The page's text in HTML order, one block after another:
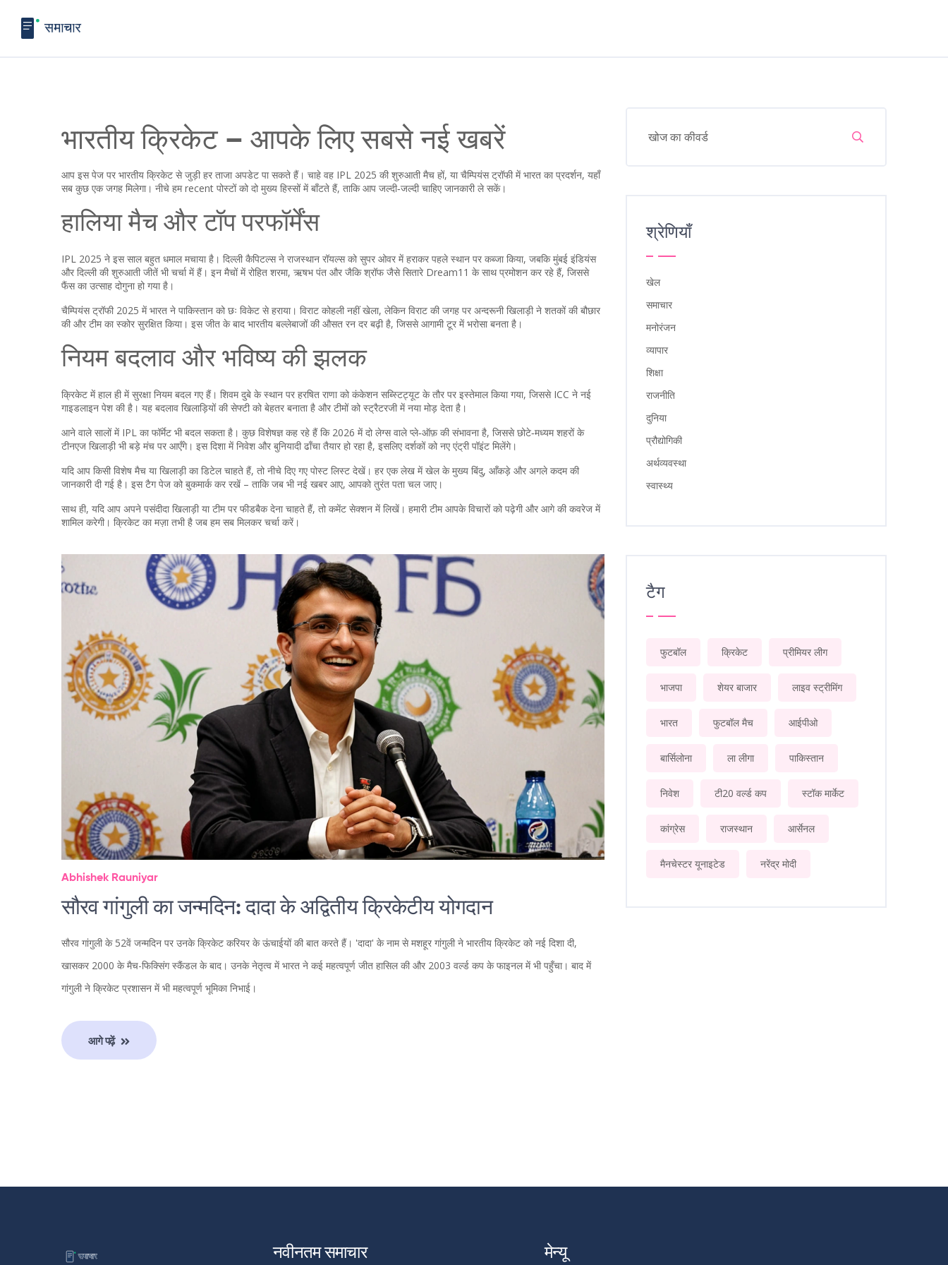
भारतीय क्रिकेट – आपके लिए सबसे नई खबरें
आप इस पेज पर भारतीय क्रिकेट से जुड़ी हर ताजा अपडेट पा सकते हैं। चाहे वह IPL 2025 की शुरुआती मैच हों, या चैम्पियंस ट्रॉफी में भारत का प्रदर्शन, यहाँ
सब कुछ एक जगह मिलेगा। नीचे हम recent पोस्टों को दो मुख्य हिस्सों में बाँटते हैं, ताकि आप जल्दी‑जल्दी चाहिए जानकारी ले सकें।
हालिया मैच और टॉप परफॉर्मेंस
IPL 2025 ने इस साल बहुत धमाल मचाया है। दिल्ली कैपिटल्स ने राजस्थान रॉयल्स को सुपर ओवर में हराकर पहले स्थान पर कब्जा किया, जबकि मुंबई इंडियंस
और दिल्ली की शुरुआती जीतें भी चर्चा में हैं। इन मैचों में रोहित शरमा, ऋषभ पंत और जैकि श्रॉफ जैसे सितारे Dream11 के साथ प्रमोशन कर रहे हैं, जिससे
फैंस का उत्साह दोगुना हो गया है।
चैम्पियंस ट्रॉफी 2025 में भारत ने पाकिस्तान को छः विकेट से हराया। विराट कोहली नहीं खेला, लेकिन विराट की जगह पर अन्दरूनी खिलाड़ी ने शतकों की बौछार
की और टीम का स्कोर सुरक्षित किया। इस जीत के बाद भारतीय बल्लेबाजों की औसत रन दर बढ़ी है, जिससे आगामी टूर में भरोसा बनता है।
नियम बदलाव और भविष्य की झलक
क्रिकेट में हाल ही में सुरक्षा नियम बदल गए हैं। शिवम दुबे के स्थान पर हरषित राणा को कंकेशन सब्स्टिट्यूट के तौर पर इस्तेमाल किया गया, जिससे ICC ने नई
गाइडलाइन पेश की है। यह बदलाव खिलाड़ियों की सेफ्टी को बेहतर बनाता है और टीमों को स्ट्रैटरजी में नया मोड़ देता है।
आने वाले सालों में IPL का फॉर्मेट भी बदल सकता है। कुछ विशेषज्ञ कह रहे हैं कि 2026 में दो लेग्स वाले प्ले‑ऑफ़ की संभावना है, जिससे छोटे‑मध्यम शहरों के
टीनएज खिलाड़ी भी बड़े मंच पर आएँगे। इस दिशा में निवेश और बुनियादी ढाँचा तैयार हो रहा है, इसलिए दर्शकों को नए एंट्री पॉइंट मिलेंगे।
यदि आप किसी विशेष मैच या खिलाड़ी का डिटेल चाहते हैं, तो नीचे दिए गए पोस्ट लिस्ट देखें। हर एक लेख में खेल के मुख्य बिंदु, आँकड़े और अगले कदम की
जानकारी दी गई है। इस टैग पेज को बुकमार्क कर रखें – ताकि जब भी नई खबर आए, आपको तुरंत पता चल जाए।
साथ ही, यदि आप अपने पसंदीदा खिलाड़ी या टीम पर फीडबैक देना चाहते हैं, तो कमेंट सेक्शन में लिखें। हमारी टीम आपके विचारों को पढ़ेगी और आगे की कवरेज में
शामिल करेगी। क्रिकेट का मज़ा तभी है जब हम सब मिलकर चर्चा करें।
Abhishek Rauniyar
सौरव गांगुली का जन्मदिन: दादा के अद्वितीय क्रिकेटीय योगदान
सौरव गांगुली के 52वें जन्मदिन पर उनके क्रिकेट करियर के ऊंचाईयों की बात करते हैं। 'दादा' के नाम से मशहूर गांगुली ने भारतीय क्रिकेट को नई दिशा दी,
खासकर 2000 के मैच-फिक्सिंग स्कैंडल के बाद। उनके नेतृत्व में भारत ने कई महत्वपूर्ण जीत हासिल की और 2003 वर्ल्ड कप के फाइनल में भी पहुँचा। बाद में
गांगुली ने क्रिकेट प्रशासन में भी महत्वपूर्ण भूमिका निभाई।
आगे पढ़ें
श्रेणियाँ
खेल
समाचार
मनोरंजन
व्यापार
शिक्षा
राजनीति
दुनिया
प्रौद्योगिकी
अर्थव्यवस्था
स्वास्थ्य
टैग
फुटबॉल क्रिकेट प्रीमियर लीग
भाजपा शेयर बाजार लाइव स्ट्रीमिंग
भारत फुटबॉल मैच आईपीओ
बार्सिलोना ला लीगा पाकिस्तान
निवेश टी20 वर्ल्ड कप स्टॉक मार्केट
कांग्रेस राजस्थान आर्सेनल
मैनचेस्टर यूनाइटेड नरेंद्र मोदी
नवीनतम समाचार मेन्यू